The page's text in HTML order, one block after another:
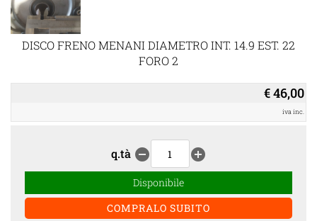
DISCO FRENO MENANI DIAMETRO INT. 14.9 EST. 22
FORO 2
€ 46,00
iva inc.
q.tà remove_circle add_circle
Disponibile